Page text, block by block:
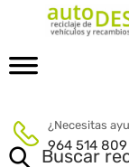
¿Necesitas
964 514 809